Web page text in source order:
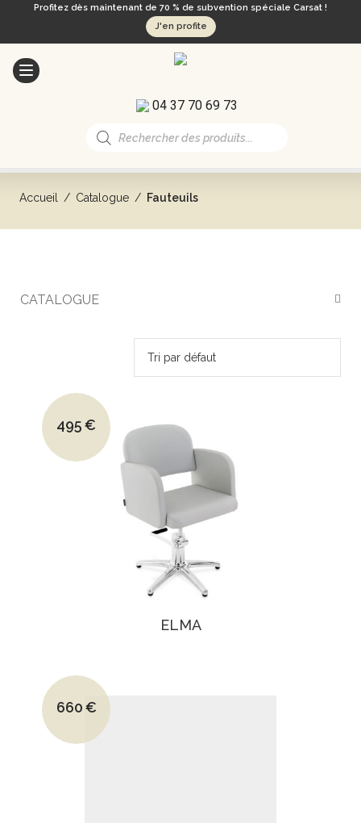
Profitez dès maintenant de 70 % de subvention spéciale Carsat !
J'en profite
04 37 70 69 73
Recherche
de
Accueil / Catalogue / Fauteuils
CATALOGUE
Le prix initial était : 700€.
495€
Le prix actuel est : 495€.
ELMA
Le prix initial était : 915€.
660€
Le prix actuel est : 660€.